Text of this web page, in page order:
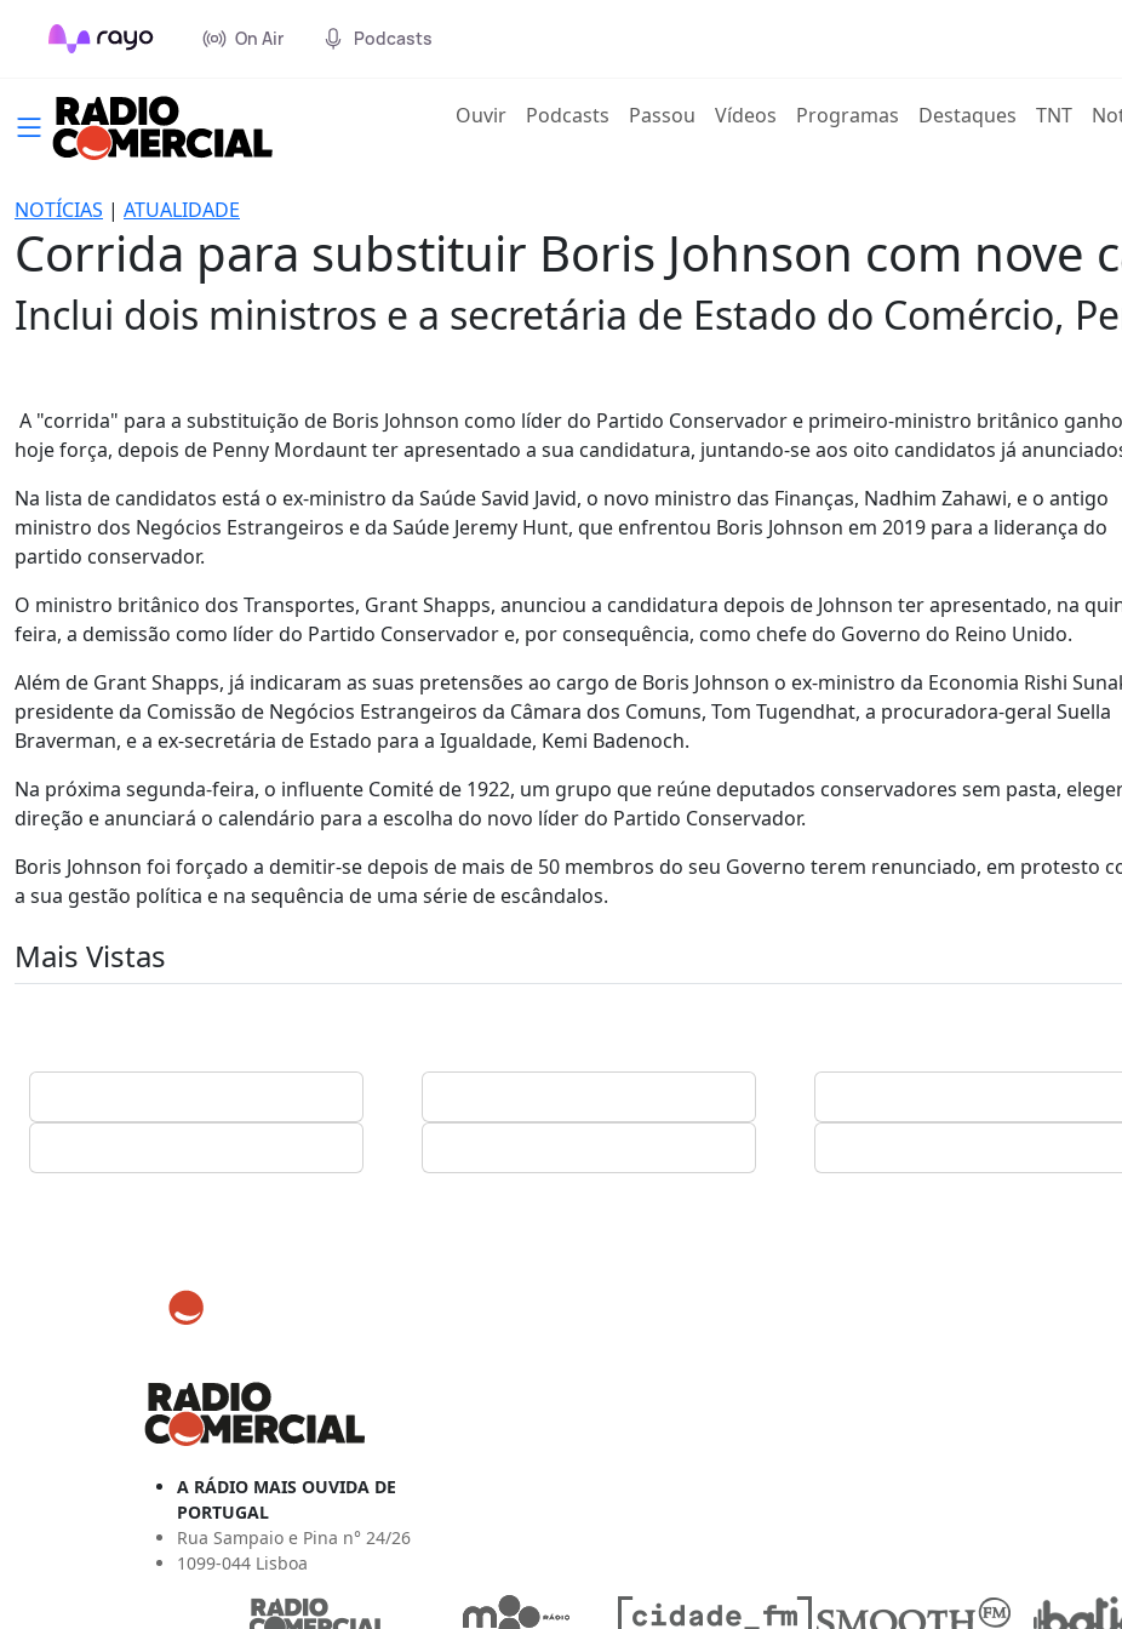
On Air Podcasts
Ouvir(current)
Podcasts Passou Vídeos Programas Destaques TNT
NOTÍCIAS | ATUALIDADE
Corrida para substituir Boris Johnson com nove
Inclui dois ministros e a secretária de Estado do Comércio,
A "corrida" para a substituição de Boris Johnson como líder do Partido Conservador e primeiro-ministro britânico
hoje força, depois de Penny Mordaunt ter apresentado a sua candidatura, juntando-se aos oito candidatos já
Na lista de candidatos está o ex-ministro da Saúde Savid Javid, o novo ministro das Finanças, Nadhim Zahawi, e o antigo
ministro dos Negócios Estrangeiros e da Saúde Jeremy Hunt, que enfrentou Boris Johnson em 2019 para a liderança do
partido conservador.
O ministro britânico dos Transportes, Grant Shapps, anunciou a candidatura depois de Johnson ter apresentado, na
feira, a demissão como líder do Partido Conservador e, por consequência, como chefe do Governo do Reino Unido.
Além de Grant Shapps, já indicaram as suas pretensões ao cargo de Boris Johnson o ex-ministro da Economia Rishi
presidente da Comissão de Negócios Estrangeiros da Câmara dos Comuns, Tom Tugendhat, a procuradora-geral Suella
Braverman, e a ex-secretária de Estado para a Igualdade, Kemi Badenoch.
Na próxima segunda-feira, o influente Comité de 1922, um grupo que reúne deputados conservadores sem pasta,
direção e anunciará o calendário para a escolha do novo líder do Partido Conservador.
Boris Johnson foi forçado a demitir-se depois de mais de 50 membros do seu Governo terem renunciado, em protesto
a sua gestão política e na sequência de uma série de escândalos.
Mais Vistas
A RÁDIO MAIS OUVIDA DE
PORTUGAL
Rua Sampaio e Pina n° 24/26
1099-044 Lisboa